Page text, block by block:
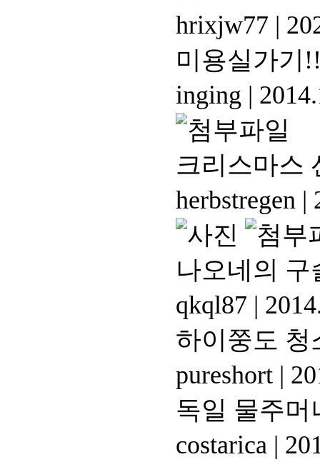
hrixjw77 |
미용실가기
inging |
크리스마스
herbstregen |
나오네의 구
qkql87 |
하이쭝도 청
pureshort |
독일 물주머
costarica |